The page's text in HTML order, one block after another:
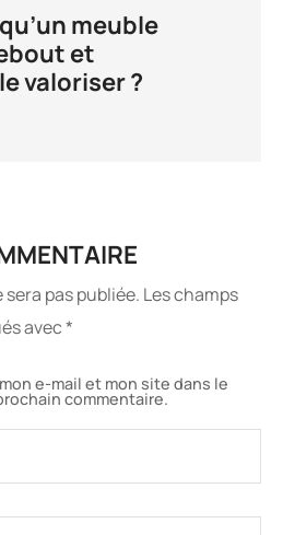
meuble
et
valoriser ?
pas publiée. Les champs
avec*
e-mail et mon site dans le
commentaire.